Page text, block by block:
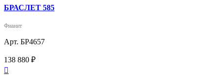
БРАСЛЕТ 585
Фианит
Арт. БР4657
138 880 ₽
